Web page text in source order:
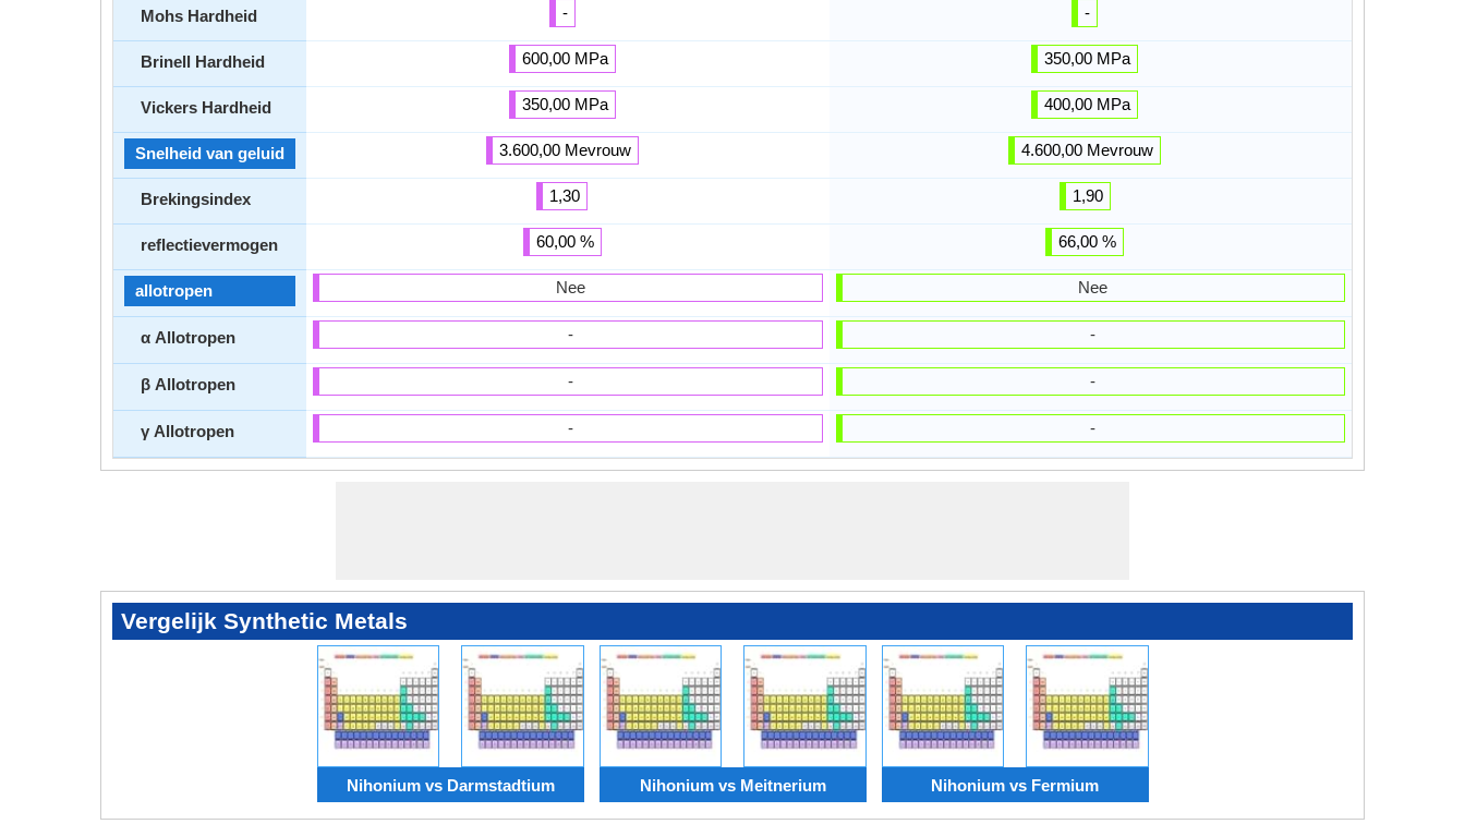
Mohs Hardheid
Brinell Hardheid
Vickers Hardheid
Snelheid van geluid
Brekingsindex
reflectievermogen
allotropen
α Allotropen
β Allotropen
γ Allotropen
-
600,00 MPa
350,00 MPa
3.600,00 Mevrouw
1,30
60,00 %
Nee
-
-
-
-
350,00 MPa
400,00 MPa
4.600,00 Mevrouw
1,90
66,00 %
Nee
-
-
-
Vergelijk Synthetic Metals
Nihonium vs Darmstadtium Nihonium vs Meitnerium Nihonium vs Fermium